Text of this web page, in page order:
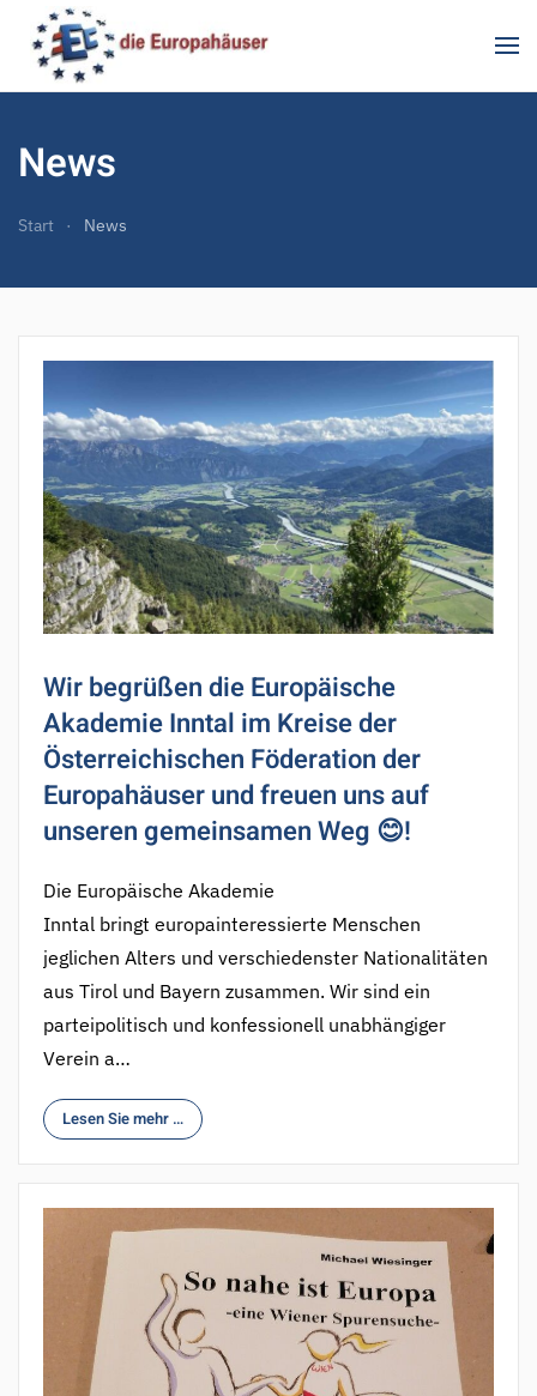
Zum Hauptinhalt springen
News
Start News
Wir begrüßen die Europäische
Akademie Inntal im Kreise der
Österreichischen Föderation der
Europahäuser und freuen uns auf
unseren gemeinsamen Weg 😊!
Die Europäische Akademie
Inntal bringt europainteressierte Menschen
jeglichen Alters und verschiedenster Nationalitäten
aus Tirol und Bayern zusammen. Wir sind ein
parteipolitisch und konfessionell unabhängiger
Verein a…
Lesen Sie mehr …